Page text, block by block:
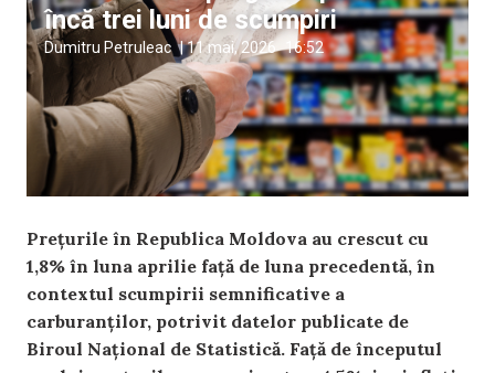
încă trei luni de scumpiri
Dumitru Petruleac |11 mai, 2026 16:52
Prețurile în Republica Moldova au crescut cu
1,8% în luna aprilie față de luna precedentă, în
contextul scumpirii semnificative a
carburanților, potrivit datelor publicate de
Biroul Național de Statistică. Față de începutul